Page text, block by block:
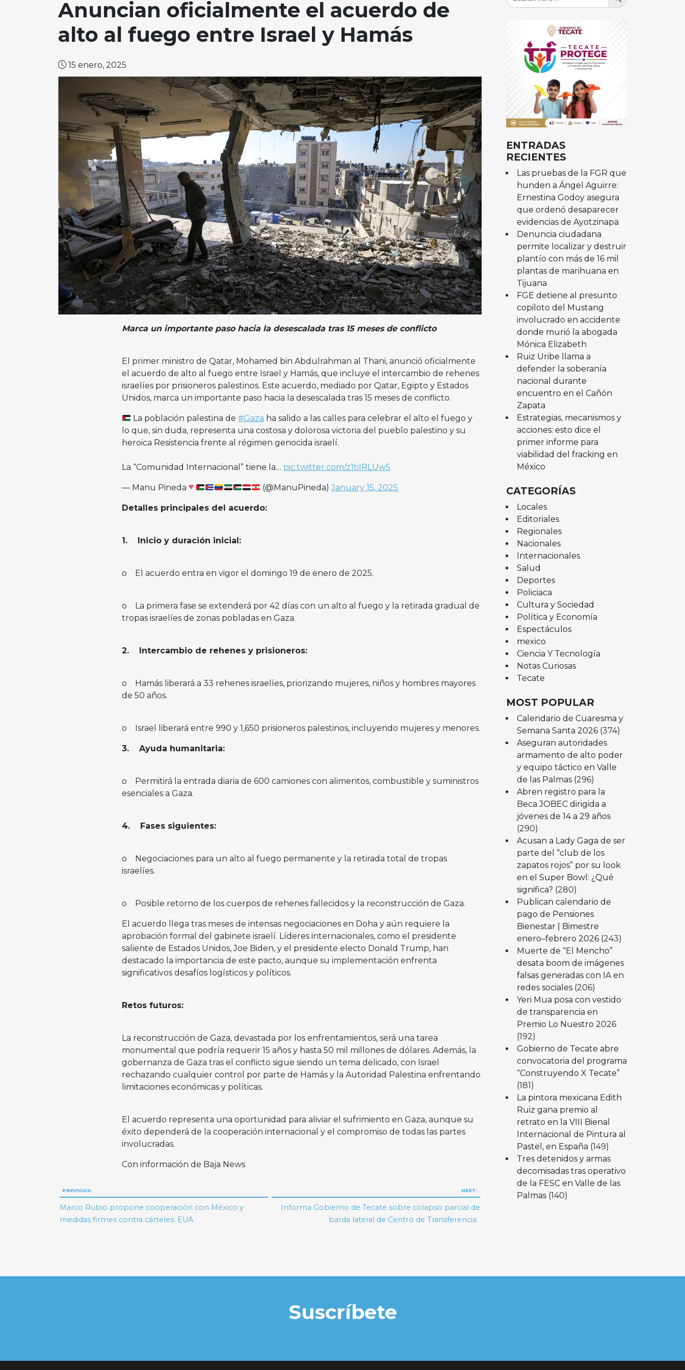
Anuncian oficialmente el acuerdo de
alto al fuego entre Israel y Hamás
15 enero, 2025
Marca un importante paso hacia la desescalada tras 15 meses de conflicto
El primer ministro de Qatar, Mohamed bin Abdulrahman al Thani, anunció oficialmente
el acuerdo de alto al fuego entre Israel y Hamás, que incluye el intercambio de rehenes
israelíes por prisioneros palestinos. Este acuerdo, mediado por Qatar, Egipto y Estados
Unidos, marca un importante paso hacia la desescalada tras 15 meses de conflicto.
La población palestina de #Gaza ha salido a las calles para celebrar el alto el fuego y
lo que, sin duda, representa una costosa y dolorosa victoria del pueblo palestino y su
heroica Resistencia frente al régimen genocida israelí.
La “Comunidad Internacional” tiene la… pic.twitter.com/z1tiIRLUw5
— Manu Pineda (@ManuPineda)January 15, 2025
Detalles principales del acuerdo:
1. Inicio y duración inicial:
o El acuerdo entra en vigor el domingo 19 de enero de 2025.
o La primera fase se extenderá por 42 días con un alto al fuego y la retirada gradual de
tropas israelíes de zonas pobladas en Gaza.
2. Intercambio de rehenes y prisioneros:
o Hamás liberará a 33 rehenes israelíes, priorizando mujeres, niños y hombres mayores
de 50 años.
o Israel liberará entre 990 y 1,650 prisioneros palestinos, incluyendo mujeres y menores.
3. Ayuda humanitaria:
o Permitirá la entrada diaria de 600 camiones con alimentos, combustible y suministros
esenciales a Gaza.
4. Fases siguientes:
o Negociaciones para un alto al fuego permanente y la retirada total de tropas
israelíes.
o Posible retorno de los cuerpos de rehenes fallecidos y la reconstrucción de Gaza.
El acuerdo llega tras meses de intensas negociaciones en Doha y aún requiere la
aprobación formal del gabinete israelí. Líderes internacionales, como el presidente
saliente de Estados Unidos, Joe Biden, y el presidente electo Donald Trump, han
destacado la importancia de este pacto, aunque su implementación enfrenta
significativos desafíos logísticos y políticos.
Retos futuros:
La reconstrucción de Gaza, devastada por los enfrentamientos, será una tarea
monumental que podría requerir 15 años y hasta 50 mil millones de dólares. Además, la
gobernanza de Gaza tras el conflicto sigue siendo un tema delicado, con Israel
rechazando cualquier control por parte de Hamás y la Autoridad Palestina enfrentando
limitaciones económicas y políticas.
El acuerdo representa una oportunidad para aliviar el sufrimiento en Gaza, aunque su
éxito dependerá de la cooperación internacional y el compromiso de todas las partes
involucradas.
Con información de Baja News
Navegación
de
PREVIOUS:
Marco Rubio propone cooperación con México y
medidas firmes contra cárteles: EUA
NEXT:
Informa Gobierno de Tecate sobre colapso parcial de
barda lateral de Centro de Transferencia.
ENTRADAS
RECIENTES
Las pruebas de la FGR que
hunden a Ángel Aguirre:
Ernestina Godoy asegura
que ordenó desaparecer
evidencias de Ayotzinapa
Denuncia ciudadana
permite localizar y destruir
plantío con más de 16 mil
plantas de marihuana en
Tijuana
FGE detiene al presunto
copiloto del Mustang
involucrado en accidente
donde murió la abogada
Mónica Elizabeth
Ruiz Uribe llama a
defender la soberanía
nacional durante
encuentro en el Cañón
Zapata
Estrategias, mecanismos y
acciones: esto dice el
primer informe para
viabilidad del fracking en
México
CATEGORÍAS
Locales
Editoriales
Regionales
Nacionales
Internacionales
Salud
Deportes
Policiaca
Cultura y Sociedad
Política y Economía
Espectáculos
mexico
Ciencia Y Tecnología
Notas Curiosas
Tecate
MOST POPULAR
Calendario de Cuaresma y
Semana Santa 2026 (374)
Aseguran autoridades
armamento de alto poder
y equipo táctico en Valle
de las Palmas (296)
Abren registro para la
Beca JOBEC dirigida a
jóvenes de 14 a 29 años
(290)
Acusan a Lady Gaga de ser
parte del “club de los
zapatos rojos” por su look
en el Super Bowl: ¿Qué
significa? (280)
Publican calendario de
pago de Pensiones
Bienestar | Bimestre
enero–febrero 2026 (243)
Muerte de “El Mencho”
desata boom de imágenes
falsas generadas con IA en
redes sociales (206)
Yeri Mua posa con vestido
de transparencia en
Premio Lo Nuestro 2026
(192)
Gobierno de Tecate abre
convocatoria del programa
“Construyendo X Tecate”
(181)
La pintora mexicana Edith
Ruiz gana premio al
retrato en la VIII Bienal
Internacional de Pintura al
Pastel, en España (149)
Tres detenidos y armas
decomisadas tras operativo
de la FESC en Valle de las
Palmas (140)
Suscríbete